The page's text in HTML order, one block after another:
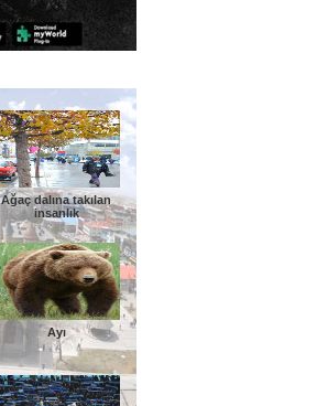
Ağaç dalına takılan
insanlık
Ayı